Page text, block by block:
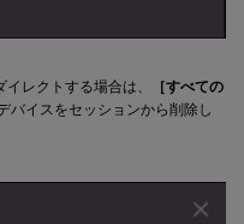
レクトする場合は、
［すべての
バイスをセッションから削除し